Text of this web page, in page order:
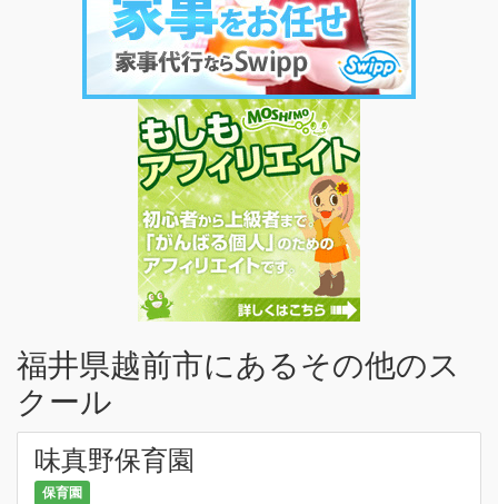
福井県越前市にあるその他のス
クール
味真野保育園
保育園